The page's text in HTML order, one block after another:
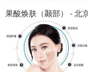
果酸焕肤（颞部） -北